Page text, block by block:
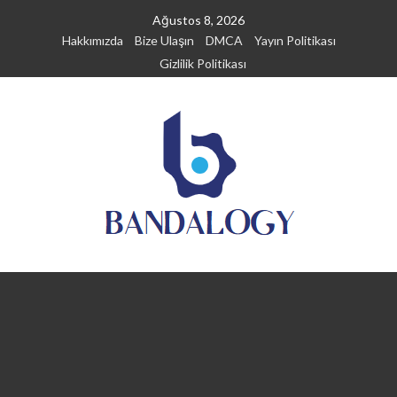
Ağustos 8, 2026
Hakkımızda
Bize Ulaşın DMCA
Yayın Politikası
Gizlilik Politikası